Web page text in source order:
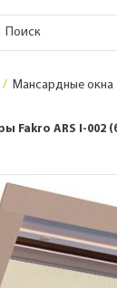
Поиск
Мансардные окна
Fakro ARS I-002